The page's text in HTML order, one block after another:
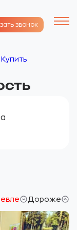
звонок
Купить
Дороже